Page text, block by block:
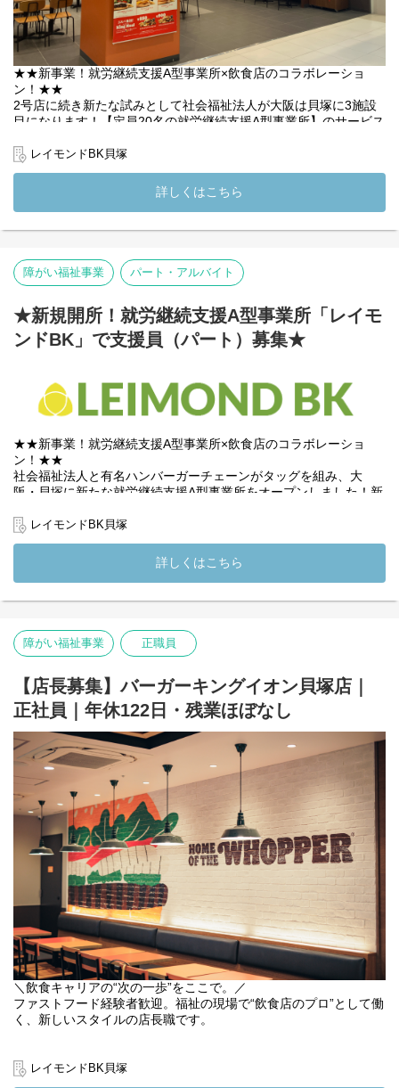
★★新事業！就労継続支援A型事業所×飲食店のコラボレーショ
ン！★★
2号店に続き新たな試みとして社会福祉法人が大阪は貝塚に3施設
目になります！【定員20名の就労継続支援A型事業所】のサービス
ハンバーガーショップで勤務する利用者さま、利用者さまを支え
る支援員と共にご勤務いただきます。雇用契約にもとづく就労が
可能な障がいをお持ちの利用者さまに対して、目標に基づいた個
別支援計画の作成、計画書に基づいた支援とサポート管理を行い
ます。
・事業所の利用者の計画書作成
・相談業務
・利用者との面談
・その他付随する業務
・店舗の状況に応じてレジ対応など
【専用ソフト導入でサービス管理責任者業務をよりスムーズに】
当事業所では、福祉専用ソフト「ノウビー（knowbe）」を導入し
ています。
個別支援計画の作成や日々の記録がシステム化されており、重複
入力の手間や計算ミスを徹底排除。
煩雑な事務作業を大幅にカットできるため、支援に比重を置くこ
とが可能です。
スマートに完結。
メリハリのある働き方で、支援と運営の両面から事業所を支えて
いただける環境です。
(変更の範囲）法人の定める業務
レイモンドBK貝塚
詳しくはこちら
障がい福祉事業 パート・アルバイト
★新規開所！就労継続支援A型事業所「レイモ
ンドBK」で支援員（パート）募集★
★★新事業！就労継続支援A型事業所×飲食店のコラボレーショ
ン！★★
社会福祉法人と有名ハンバーガーチェーンがタッグを組み、大
阪・貝塚に新たな就労継続支援A型事業所をオープンしました！新
も活躍いただける生活支援員を募集しています。
ハンバーガーショップで店舗スタッフとしてご勤務いただきなが
ら、勤務する利用者さまを支援するお仕事です◎サービス管理責
任者、店長と共に利用者さまを支える支援員としてご勤務いただ
きます。
弁天町・尼崎の既存店への見学も大歓迎です！
新しい施設で、新しい形の支援はじめませんか？
(変更の範囲）法人の定める業務
レイモンドBK貝塚
詳しくはこちら
障がい福祉事業 正職員
【店長募集】バーガーキングイオン貝塚店｜
正社員｜年休122日・残業ほぼなし
＼飲食キャリアの“次の一歩”をここで。／
ファストフード経験者歓迎。福祉の現場で“飲食店のプロ”として働
く、新しいスタイルの店長職です。
事」をしませんか？私たちは、就労継続支援A型事業を行う社会福
祉法人です。一般的な飲食店とは異なり、店舗自体が“就労支援の
レイモンドBK貝塚